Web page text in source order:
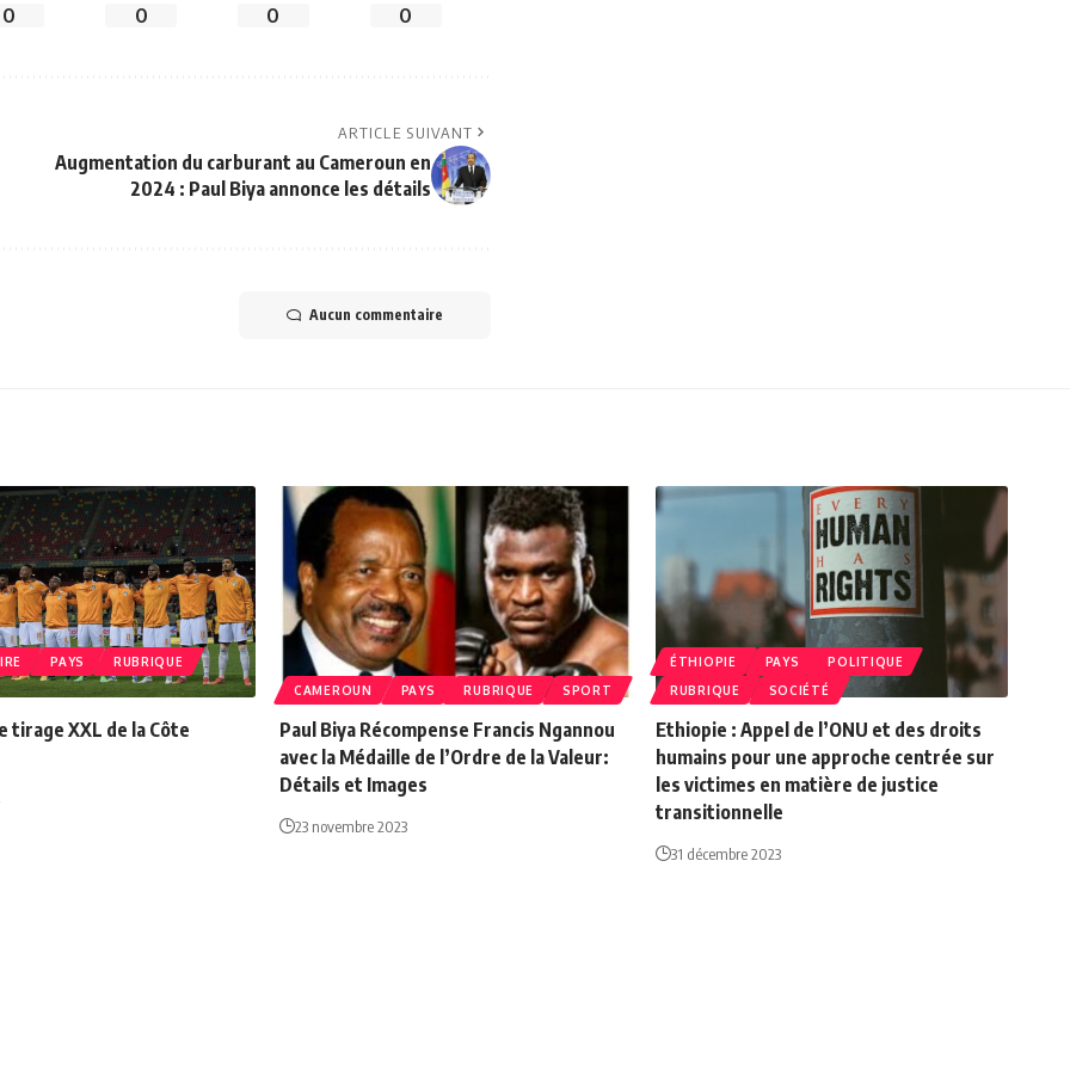
0 0 0 0
ARTICLE SUIVANT
Augmentation du carburant au Cameroun en
2024 : Paul Biya annonce les détails
Aucun commentaire
PAYS RUBRIQUE
tirage XXL de la Côte
CAMEROUN PAYS RUBRIQUE SPORT
Paul Biya Récompense Francis Ngannou
avec la Médaille de l’Ordre de la Valeur:
Détails et Images
23 novembre 2023
ÉTHIOPIE PAYS
POLITIQUE
RUBRIQUE
SOCIÉTÉ
Ethiopie : Appel de l’ONU et des droits
humains pour une approche centrée sur
les victimes en matière de justice
transitionnelle
31 décembre 2023